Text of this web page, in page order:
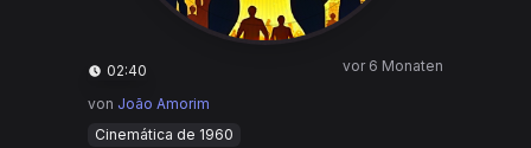
02:40 vor 6 Monaten
von João Amorim
Cinemática de 1960